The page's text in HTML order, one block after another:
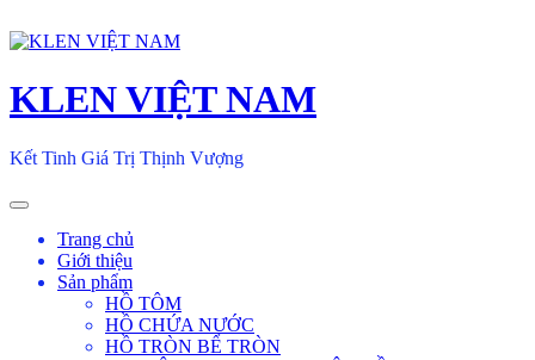
to
KLEN VIỆT NAM
Kết Tinh Giá Trị Thịnh Vượng
Toggle
navigationTrang chủ
Giới thiệu
Sản phẩm
HỒ TÔM
HỒ CHỨA NƯỚC
HỒ TRÒN BỂ TRÒN